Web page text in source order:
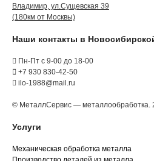
Владимир, ул.Сущевская 39
(180км от Москвы)
Наши контакты в
Пн-Пт с 9-00 до 18-00
+7 930 830-42-50
ilo-1988@mail.ru
© МеталлСервис — металлообработка.
Услуги
Механическая обработка металла